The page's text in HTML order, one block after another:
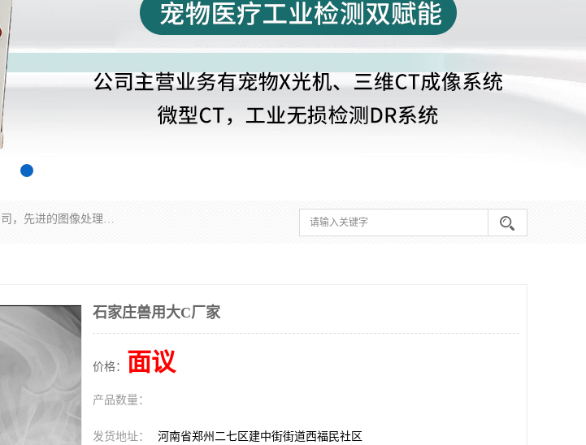
佳信电子是专门从事研发和销售X射线图像处理分析和X射线设备的高端技术公司，先进的图像处理技术帮助用户更加准确的判断图像，为科研和检测提供可靠保证，现有产品包括电力GIS探伤X射线检测系统，电力耐张线夹探伤X射线检测系统，便携式X射线，兽用图像的增强软件工具包，工业和兽用便携式DR，实验室CT，桌面CT等。
石家庄兽用大C厂家
价格： 面议
产品数量：
发货地址： 河南省郑州二七区建中街街道西福民社区